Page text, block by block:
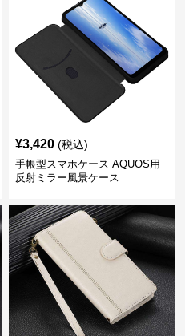
¥3,420 (税込)
手帳型スマホケース AQUOS用
反射ミラー風景ケース